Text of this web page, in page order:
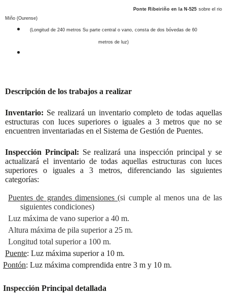
Ponte Ribeiriño en la N-525 sobre el rio
Miño (Ourense)
(Longitud de 240 metros Su parte central o vano, consta de dos bóvedas de 60
metros de luz)
Descripción de los trabajos a realizar
Inventario: Se realizará un inventario completo de todas aquellas
estructuras con luces superiores o iguales a 3 metros que no se
encuentren inventariadas en el Sistema de Gestión de Puentes.
Inspección Principal: Se realizará una inspección principal y se
actualizará el inventario de todas aquellas estructuras con luces
superiores o iguales a 3 metros, diferenciando las siguientes
categorías:
Puentes de grandes dimensiones(si cumple al menos una de las
siguientes condiciones)
Luz máxima de vano superior a 40 m.
Altura máxima de pila superior a 25 m.
Longitud total superior a 100 m.
Puente: Luz máxima superior a 10 m.
Pontón: Luz máxima comprendida entre 3 m y 10 m.
Inspección Principal detallada